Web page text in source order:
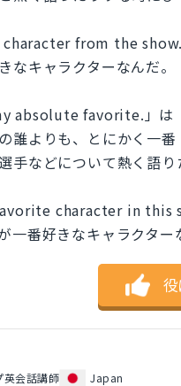
from the show.
なキャラクターなんだ。
absolute favorite.」は
誰よりも、とにかく一
手などについて熱く語
character in this
一番好きなキャラクター
英会話講師
Japan